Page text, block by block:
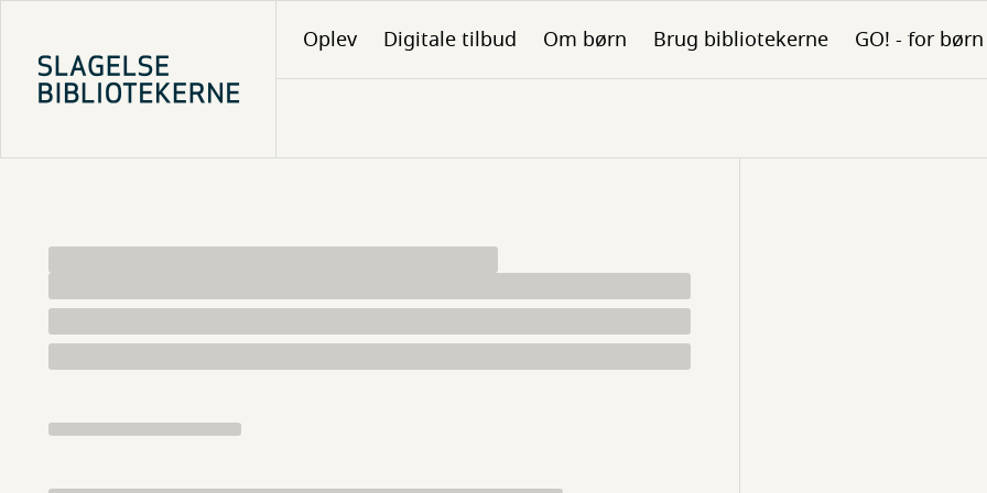
hovedindhold
Oplev Digitale tilbud Om børn Brug bibliotekerne GO! - for børn